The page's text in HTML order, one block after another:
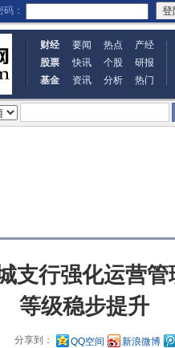
码：
财经 要闻 热点
产经
股票
快讯 个股
研报
基金
资讯 分析 热门
支行强化运营
等级稳步提升
分享到： QQ空间 新浪微博